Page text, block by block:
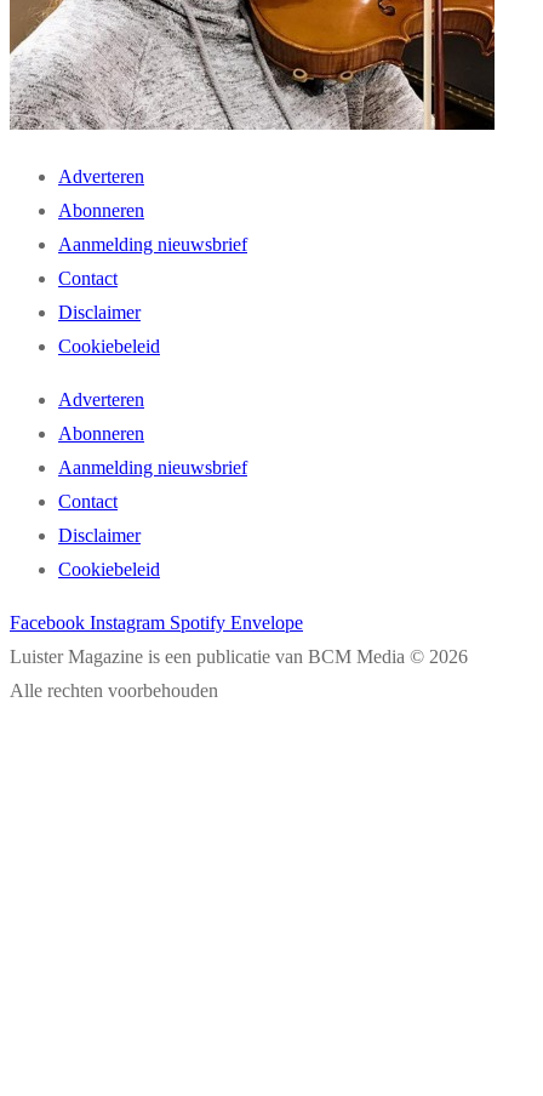
Adverteren
Abonneren
Aanmelding nieuwsbrief
Contact
Disclaimer
Cookiebeleid
Adverteren
Abonneren
Aanmelding nieuwsbrief
Contact
Disclaimer
Cookiebeleid
Facebook Instagram Spotify Envelope
Luister Magazine is een publicatie van BCM Media © 2026
Alle rechten voorbehouden